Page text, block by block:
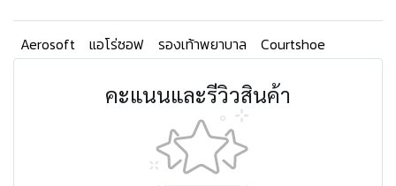
Aerosoft แอโร่ซอฟ รองเท้าพยาบาล Courtshoe
คะแนนและรีวิวสินค้า